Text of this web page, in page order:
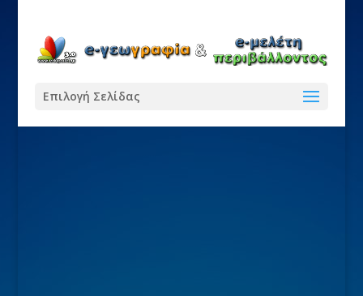
Επιλογή Σελίδας